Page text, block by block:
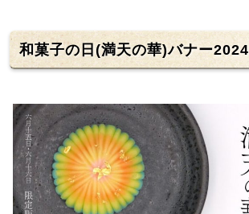
和菓子の日(満天の華)バナー2024